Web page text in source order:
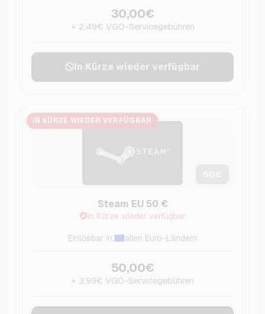
30,00€
+ 2,49€ VGO-Servicegebühren
In Kürze wieder verfügbar
IN KÜRZE WIEDER VERFÜGBAR
Steam EU 50 €
In Kürze wieder verfügbar
Einlösbar in: allen Euro-Ländern
50,00€
+ 3,99€ VGO-Servicegebühren